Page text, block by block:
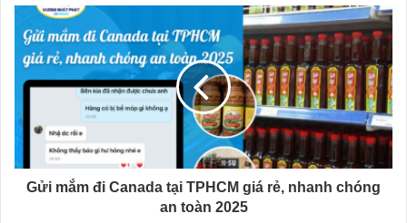
Gửi mắm đi Canada tại TPHCM giá rẻ, nhanh chóng
an toàn 2025